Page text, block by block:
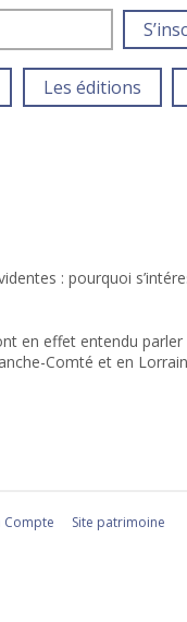
Les éditions
: pourquoi
en effet entendu
Comté et en
Compte Site patrimoine